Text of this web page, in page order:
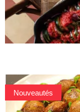
Nouveautés